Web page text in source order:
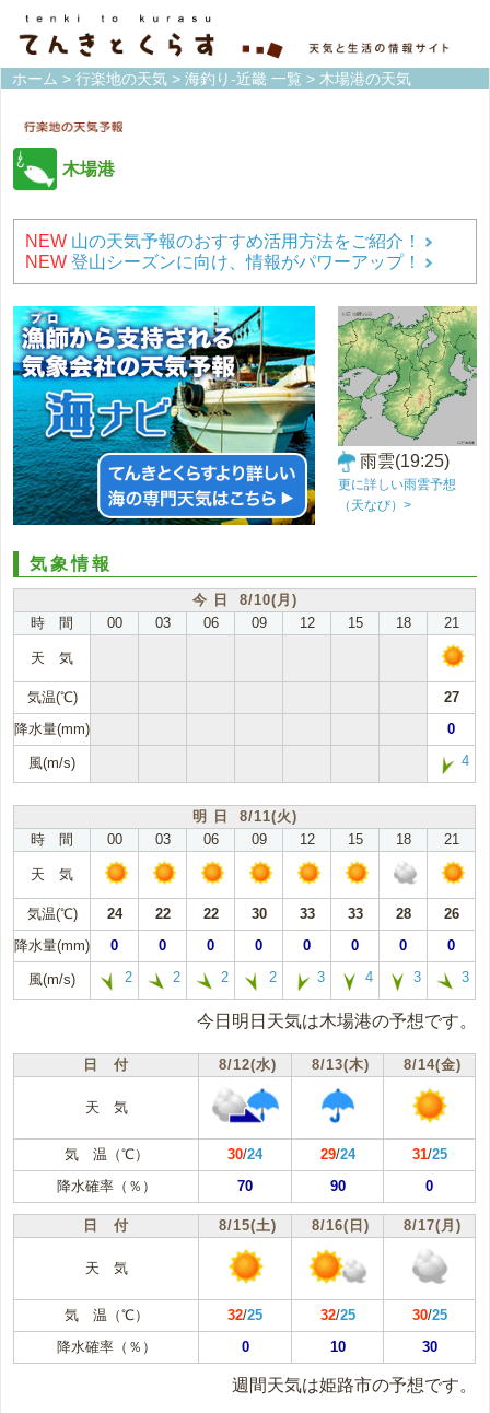
ホーム > 行楽地の天気 > 海釣り-近畿 一覧 > 木場港の天気
木場港
NEW 山の天気予報のおすすめ活用方法をご紹介！
NEW 登山シーズンに向け、情報がパワーアップ！
雨雲(19:25)
更に詳しい雨雲予想
（天なび）>
気象情報
今 日 8/10(月)
時 間
00 03 06 09 12 15 18 21
天 気
気温(℃)
27
降水量(mm)
0
風(m/s) 4
明 日 8/11(火)
時 間
00 03 06 09 12 15 18 21
天 気
気温(℃) 24 22 22 30 33 33 28
26
降水量(mm)
0 0 0 0 0 0 0 0
風(m/s) 2 2 2 2 3 4 3 3
今日明日天気は木場港の予想です。
日 付 8/12(水) 8/13(木) 8/14(金)
天 気
気 温（℃） 30/24 29/24 31/25
降水確率（％）
70 90 0
日 付 8/15(土) 8/16(日) 8/17(月)
天 気
気 温（℃） 32/25 32/25 30/25
降水確率（％）
0 10 30
週間天気は姫路市の予想です。